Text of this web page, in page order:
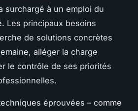
surchargé à un emploi du
Les principaux besoins
de solutions concrètes
alléger la charge
le contrôle de ses priorités
éprouvées – comme